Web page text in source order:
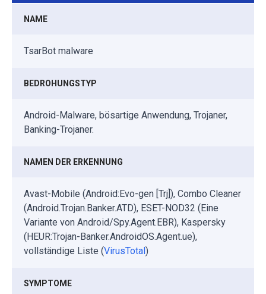
NAME
TsarBot malware
BEDROHUNGSTYP
Android-Malware, bösartige Anwendung, Trojaner,
Banking-Trojaner.
NAMEN DER ERKENNUNG
Avast-Mobile (Android:Evo-gen [Trj]), Combo Cleaner
(Android.Trojan.Banker.ATD), ESET-NOD32 (Eine
Variante von Android/Spy.Agent.EBR), Kaspersky
(HEUR:Trojan-Banker.AndroidOS.Agent.ue),
vollständige Liste (VirusTotal)
SYMPTOME